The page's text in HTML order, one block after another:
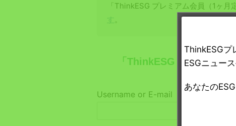
「ThinkESG プレミアム会員（1ヶ月
す
「ThinkESG プレミアム
Username or E-mail
ThinkESGプ
ESGニュー
あなたの